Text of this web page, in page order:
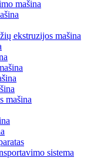
mašina
ekstruzijos mašina
mašina
sistema